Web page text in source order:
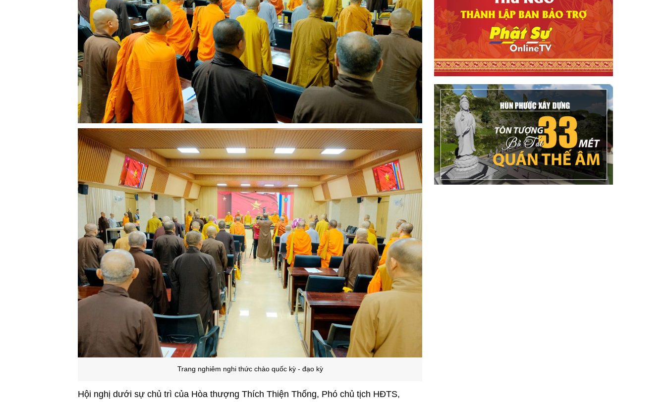
Trang nghiêm nghi thức chào quốc kỳ - đạo kỳ
Hội nghị dưới sự chủ trì của Hòa thượng Thích Thiện Thống, Phó chủ tịch HĐTS,